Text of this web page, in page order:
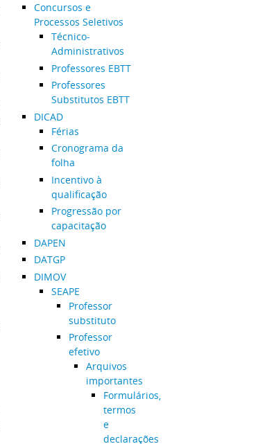
Concursos e
Processos Seletivos
Técnico-
Administrativos
Professores EBTT
Professores
Substitutos EBTT
DICAD
Férias
Cronograma da
folha
Incentivo à
qualificação
Progressão por
capacitação
DAPEN
DATGP
DIMOV
SEAPE
Professor
substituto
Professor
efetivo
Arquivos
importantes
Formulários,
termos
e
declarações